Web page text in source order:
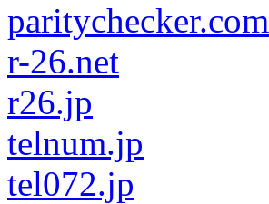
paritychecker.com
r-26.net
r26.jp
telnum.jp
tel072.jp